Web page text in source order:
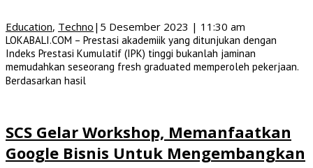
Education, Techno | 5 Desember 2023 | 11:30 am
LOKABALI.COM – Prestasi akademiik yang ditunjukan dengan
Indeks Prestasi Kumulatif (IPK) tinggi bukanlah jaminan
memudahkan seseorang fresh graduated memperoleh pekerjaan.
Berdasarkan hasil
SCS Gelar Workshop, Memanfaatkan
Google Bisnis Untuk Mengembangkan